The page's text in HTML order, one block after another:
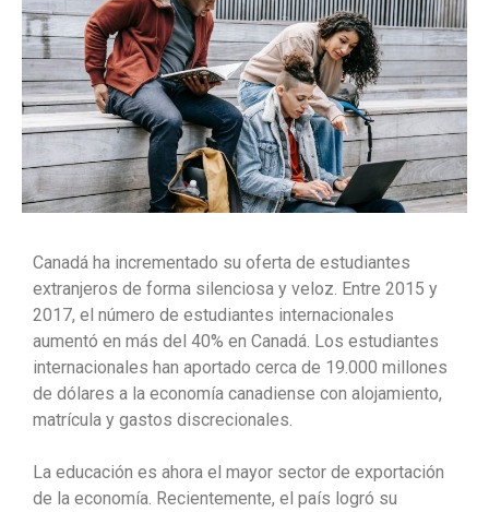
Canadá ha incrementado su oferta de estudiantes
extranjeros de forma silenciosa y veloz. Entre 2015 y
2017, el número de estudiantes internacionales
aumentó en más del 40% en Canadá. Los estudiantes
internacionales han aportado cerca de 19.000 millones
de dólares a la economía canadiense con alojamiento,
matrícula y gastos discrecionales.
La educación es ahora el mayor sector de exportación
de la economía. Recientemente, el país logró su